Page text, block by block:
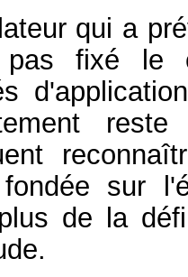
qui a
fixé le
sur
de la